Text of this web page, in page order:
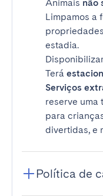
Animais não
Limpamos a
estadia.
Terá
Serviços
reserve uma
para
divertidas, e
Política de